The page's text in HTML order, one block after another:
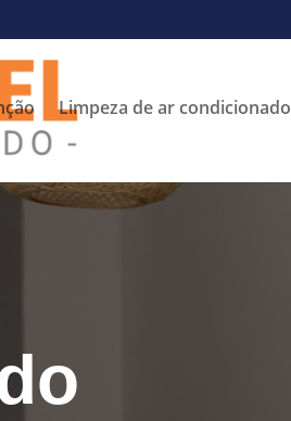
Limpeza de ar condicionado